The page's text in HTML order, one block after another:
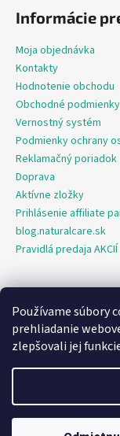
Používame súbory
prehliadanie
zlepšovali jej
Informácie
Moja objednávka
Kontakty
Hodnotenie obchodu
Obchodné podmienky
Vernostný systém
Podmienky ochrany
Reklamačný poriadok
Doprava
Aktívne zložky
Prihlásenie affiliate
blog.naturalcare.sk
Pravidlá predaja AKCIÍ
O marketing